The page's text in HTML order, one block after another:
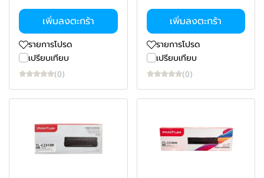
เพิ่มลงตะกร้า
รายการโปรด
เปรียบเทียบ
(0)
เพิ่มลงตะกร้า
รายการโปรด
เปรียบเทียบ
(0)